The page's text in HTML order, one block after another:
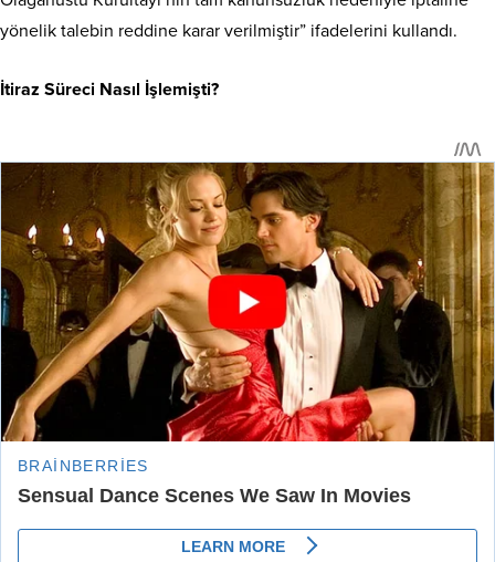
yönelik talebin reddine karar verilmiştir” ifadelerini kullandı.
İtiraz Süreci Nasıl İşlemişti?